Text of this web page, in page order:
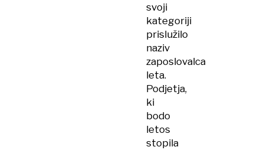
svoji
kategoriji
prislužilo
naziv
zaposlovalca
leta.
Podjetja,
ki
bodo
letos
stopila